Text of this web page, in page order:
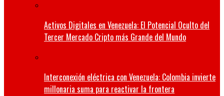
Activos Digitales en Venezuela: El Potencial Oculto del
Tercer Mercado Cripto más Grande del Mundo
Interconexión eléctrica con Venezuela: Colombia invierte
millonaria suma para reactivar la frontera